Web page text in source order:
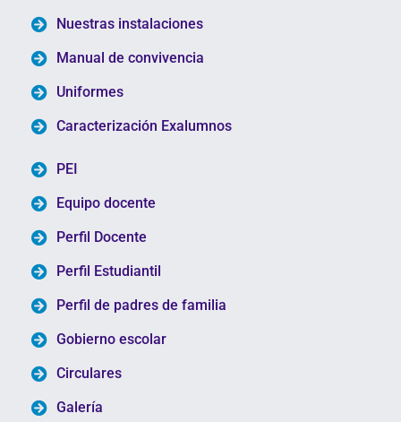
Nuestras instalaciones
Manual de convivencia
Uniformes
Caracterización Exalumnos
PEI
Equipo docente
Perfil Docente
Perfil Estudiantil
Perfil de padres de familia
Gobierno escolar
Circulares
Galería